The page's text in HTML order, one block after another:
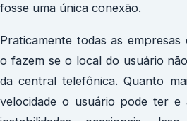
fosse uma única conexão.
Praticamente todas as
o fazem se o local do usuário
da central telefônica. Quanto
velocidade o usuário pode ter